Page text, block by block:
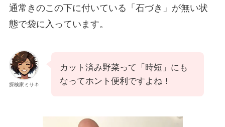
通常きのこの下に付いている「石づき」が無い状
態で袋に入っています。
探検家ミサキ
カット済み野菜って「時短」にも
なってホント便利ですよね！